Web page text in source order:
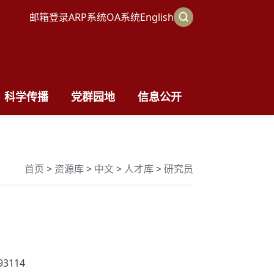
邮箱登录ARP系统OA系统English
科学传播 党群园地 信息公开
首页 > 资源库> 中文> 人才库>研究员